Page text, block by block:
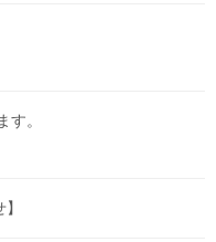
す。